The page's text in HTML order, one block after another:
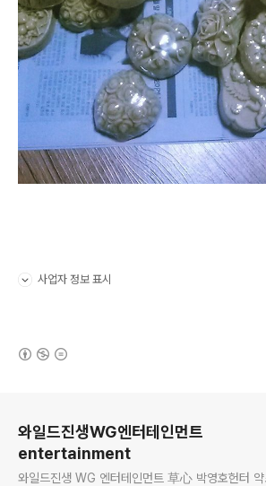
사업자 정보 표시
와일드진생WG엔터테인먼트
entertainment
와일드진생 WG 엔터테인먼트 草心 박영호헌터